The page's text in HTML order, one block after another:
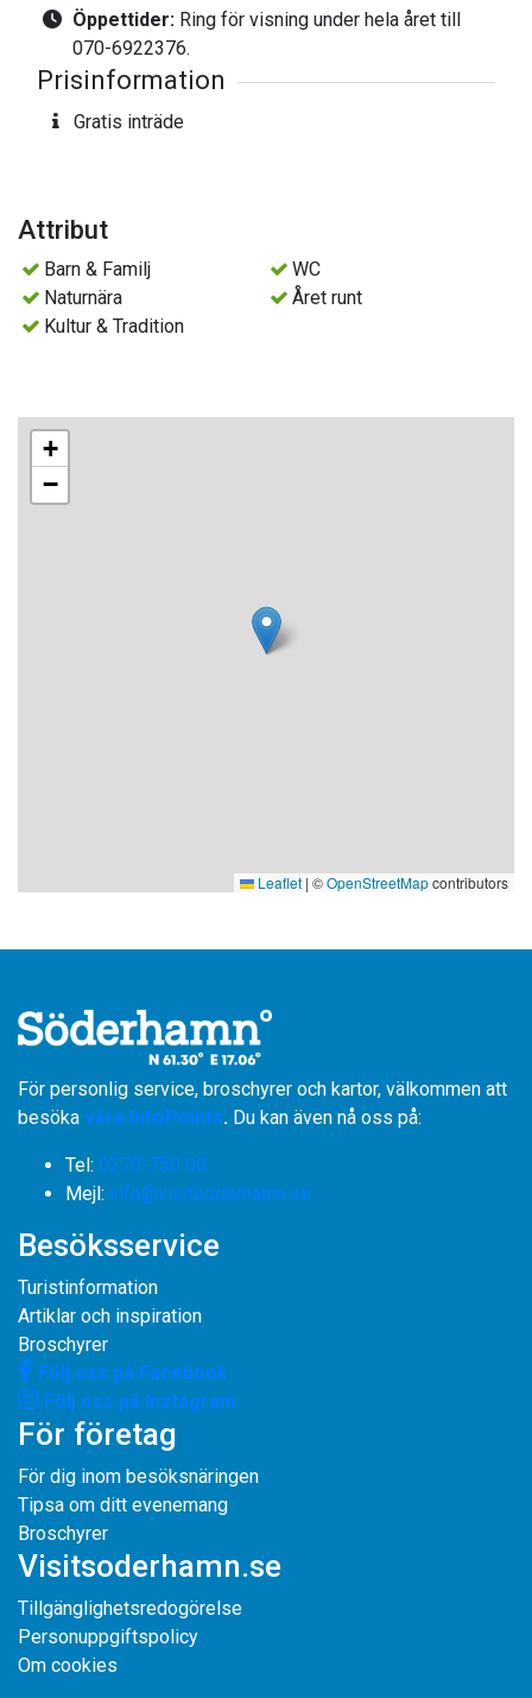
Öppettider: Ring för visning under hela året till
070-6922376.
Prisinformation
Gratis inträde
Attribut
Barn & Familj
WC
Naturnära
Året runt
Kultur & Tradition
+
−
Leaflet | ©OpenStreetMapcontributors
För personlig service, broschyrer och kartor, välkommen att
besöka våra InfoPoints. Du kan även nå oss på:
Tel: 0270-750 00
​​​​​​​Mejl: info@visitsoderhamn.se
Besöksservice
Turistinformation
Artiklar och inspiration
Broschyrer
Följ oss på Facebook
Följ oss på Instagram
För företag
För dig inom besöksnäringen
Tipsa om ditt evenemang
Broschyrer
Visitsoderhamn.se
Tillgänglighetsredogörelse
Personuppgiftspolicy
Om cookies